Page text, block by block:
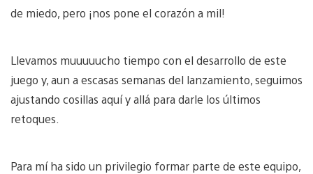
de miedo, pero ¡nos pone el corazón a mil!
Llevamos muuuuucho tiempo con el desarrollo de este
juego y, aun a escasas semanas del lanzamiento, seguimos
ajustando cosillas aquí y allá para darle los últimos
retoques.
Para mí ha sido un privilegio formar parte de este equipo,